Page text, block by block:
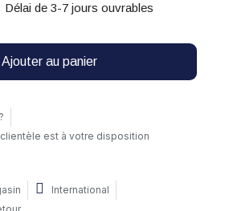
Délai de 3-7 jours ouvrables
Ajouter au panier
est à votre disposition
International